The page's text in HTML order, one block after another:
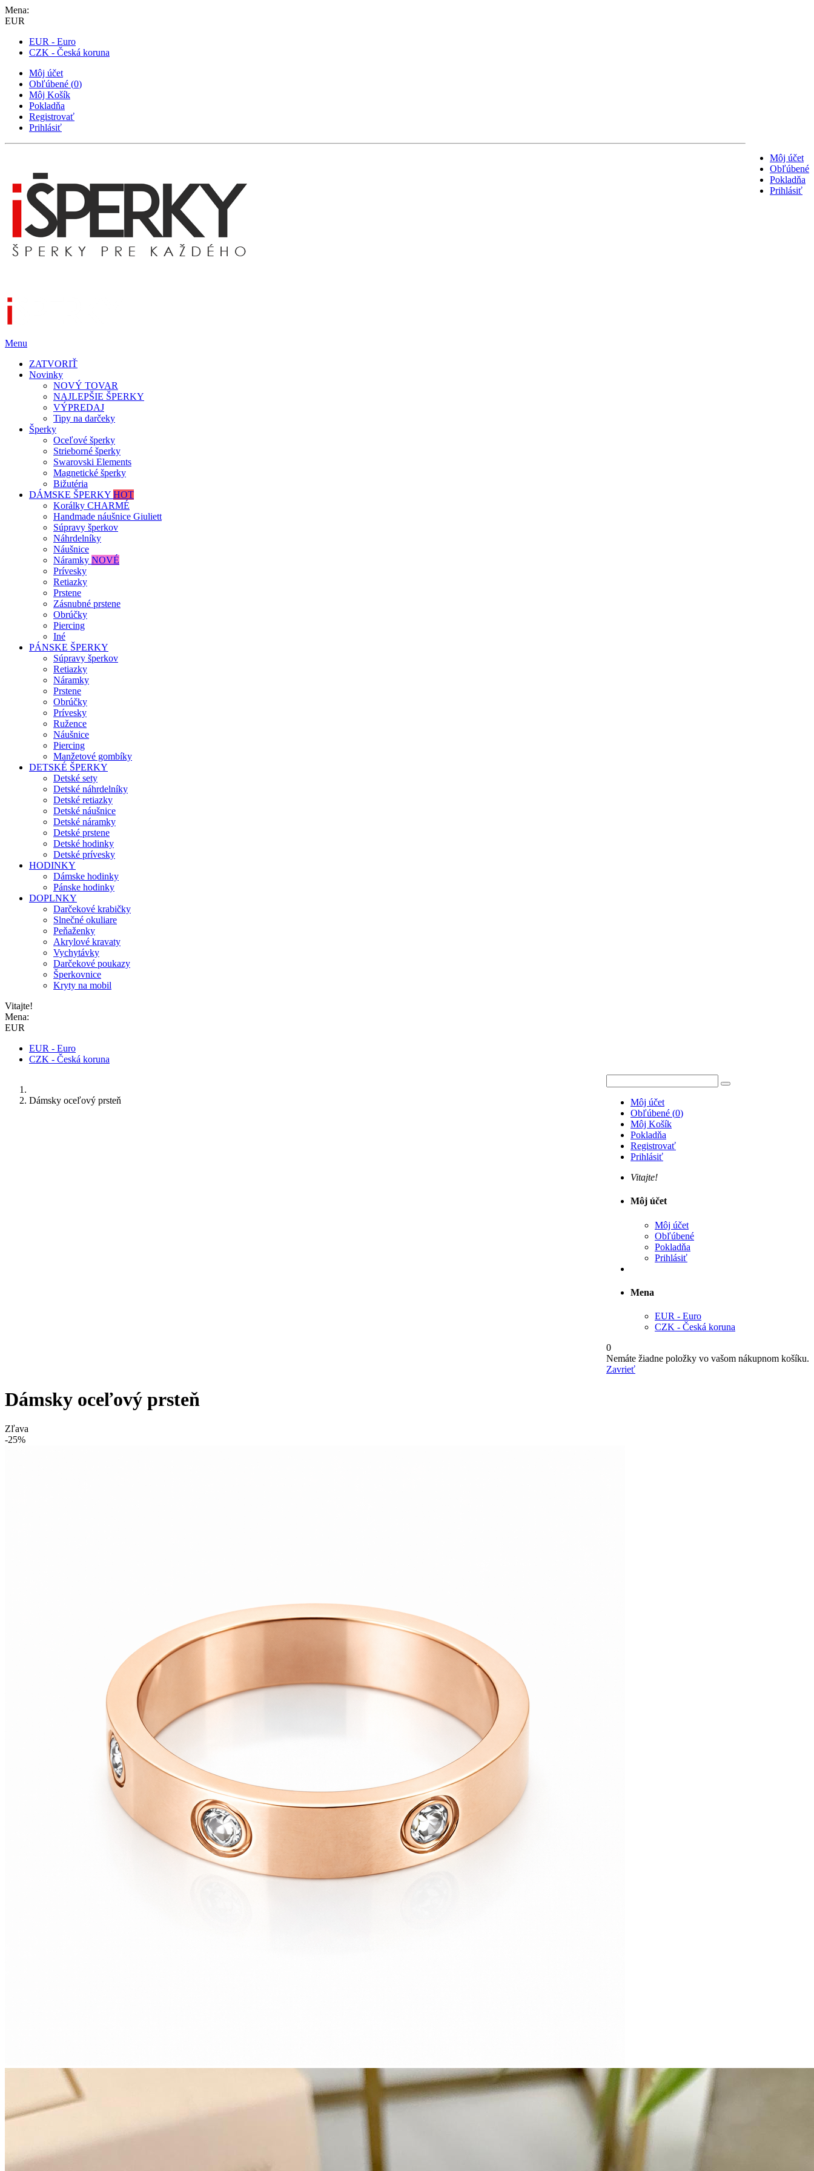
Mena:
EUR
EUR - Euro
CZK - Česká koruna
Môj účet
Obľúbené (0)
Môj Košík
Pokladňa
Registrovať
Prihlásiť
Môj účet
Obľúbené
Pokladňa
Prihlásiť
Menu
ZATVORIŤ
Novinky
NOVÝ TOVAR
NAJLEPŠIE ŠPERKY
VÝPREDAJ
Tipy na darčeky
Šperky
Oceľové šperky
Strieborné šperky
Swarovski Elements
Magnetické šperky
Bižutéria
DÁMSKE ŠPERKY HOT
Korálky CHARMÉ
Handmade náušnice Giuliett
Súpravy šperkov
Náhrdelníky
Náušnice
Náramky NOVÉ
Prívesky
Retiazky
Prstene
Zásnubné prstene
Obrúčky
Piercing
Iné
PÁNSKE ŠPERKY
Súpravy šperkov
Retiazky
Náramky
Prstene
Obrúčky
Prívesky
Ružence
Náušnice
Piercing
Manžetové gombíky
DETSKÉ ŠPERKY
Detské sety
Detské náhrdelníky
Detské retiazky
Detské náušnice
Detské náramky
Detské prstene
Detské hodinky
Detské prívesky
HODINKY
Dámske hodinky
Pánske hodinky
DOPLNKY
Darčekové krabičky
Slnečné okuliare
Peňaženky
Akrylové kravaty
Vychytávky
Darčekové poukazy
Šperkovnice
Kryty na mobil
Vitajte!
Mena:
EUR
EUR - Euro
CZK - Česká koruna
Môj účet
Obľúbené (0)
Môj Košík
Pokladňa
Registrovať
Prihlásiť
Vitajte!
Môj účet
Môj účet
Obľúbené
Pokladňa
Prihlásiť
Mena
EUR - Euro
CZK - Česká koruna
0
Nemáte žiadne položky vo vašom nákupnom košíku.
Zavrieť
Dámsky oceľový prsteň
Dámsky oceľový prsteň
Zľava
-25%